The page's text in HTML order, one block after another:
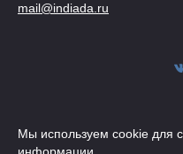
mail@indiada.ru
Мы используем cookie для